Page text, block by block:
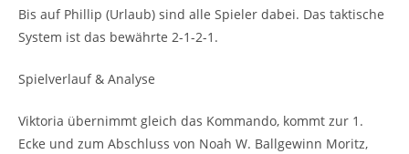
Bis auf Phillip (Urlaub) sind alle Spieler dabei. Das taktische
System ist das bewährte 2-1-2-1.
Spielverlauf & Analyse
Viktoria übernimmt gleich das Kommando, kommt zur 1.
Ecke und zum Abschluss von Noah W. Ballgewinn Moritz,